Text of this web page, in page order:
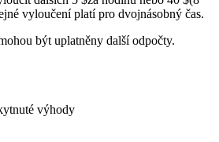
vyloučení platí pro dvojnásobný čas.
být uplatněny další odpočty.
výhody